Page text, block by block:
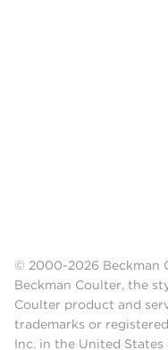
© 2000-2026 Beckman
Beckman Coulter, the
Coulter product and
trademarks or
Inc. in the United